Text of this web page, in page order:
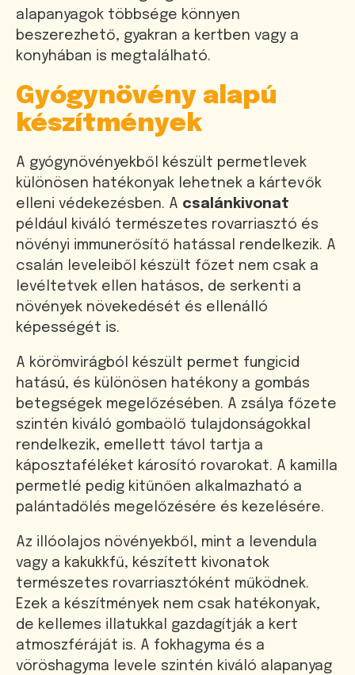
alapanyagok többsége könnyen
beszerezhető, gyakran a kertben vagy a
konyhában is megtalálható.
Gyógynövény alapú
készítmények
A gyógynövényekből készült permetlevek
különösen hatékonyak lehetnek a kártevők
elleni védekezésben. A csalánkivonat
például kiváló természetes rovarriasztó és
növényi immunerősítő hatással rendelkezik. A
csalán leveleiből készült főzet nem csak a
levéltetvek ellen hatásos, de serkenti a
növények növekedését és ellenálló
képességét is.
A körömvirágból készült permet fungicid
hatású, és különösen hatékony a gombás
betegségek megelőzésében. A zsálya főzete
szintén kiváló gombaölő tulajdonságokkal
rendelkezik, emellett távol tartja a
káposztaféléket károsító rovarokat. A kamilla
permetlé pedig kitűnően alkalmazható a
palántadőlés megelőzésére és kezelésére.
Az illóolajos növényekből, mint a levendula
vagy a kakukkfű, készített kivonatok
természetes rovarriasztóként működnek.
Ezek a készítmények nem csak hatékonyak,
de kellemes illatukkal gazdagítják a kert
atmoszféráját is. A fokhagyma és a
vöröshagyma levele szintén kiváló alapanyag